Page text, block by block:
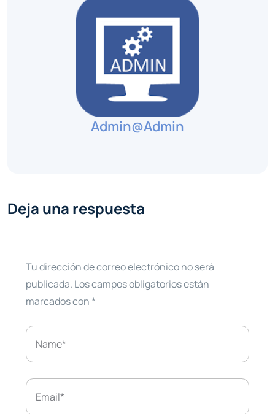
Admin@admin
Deja una respuesta
Tu dirección de correo electrónico no será
publicada. Los campos obligatorios están
marcados con*